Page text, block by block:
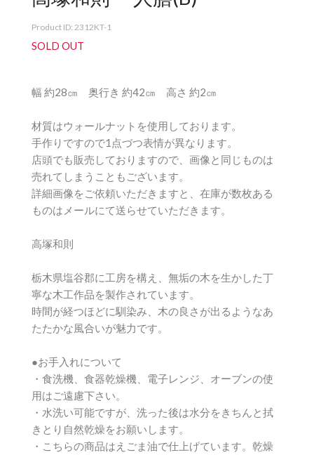
Product ID: 2312KT-1
SOLD OUT
幅 約28㎝ 奥行き 約42㎝ 高さ 約2㎝
材質はウォールナットを使用しております。
手作りですので1点づつ表情が異なります。
店頭でも販売しておりますので、画像と同じものは
売れてしまうこともございます。
詳細画像をご依頼いただきますと、在庫が数枚ある
ものはメールにて送らせていただきます。
高塚和則
栃木県塩谷郡に工房を構え、無垢の木を生かした丁
寧な木工作品を製作されています。
時間が経つほどに馴染み、木の良さが出るようなあ
たたかな風合いが魅力です。
●お手入れについて
・食洗機、食器乾燥機、電子レンジ、オーブンの使
用はご遠慮下さい。
・水洗い可能ですが、洗った後は水分をきちんと拭
きとり自然乾燥をお願いします。
・こちらの商品はえごま油で仕上げています。乾燥